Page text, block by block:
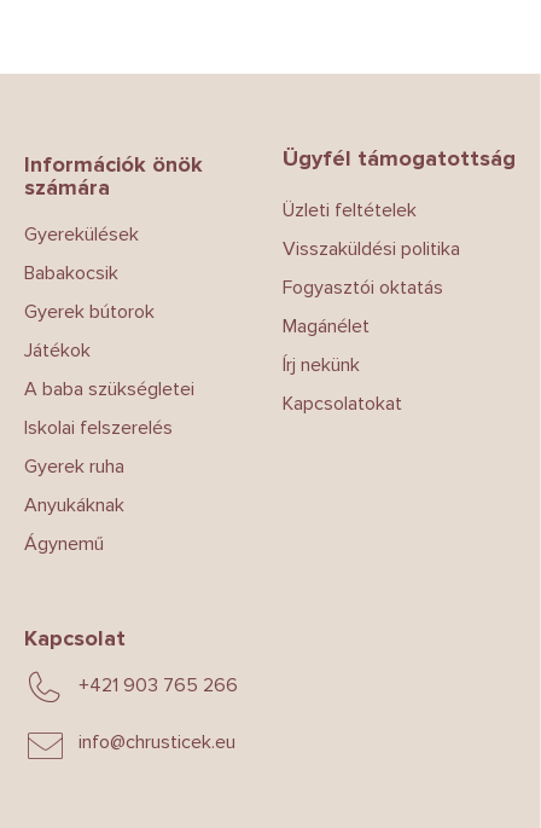
Információk önök
számára
Gyerekülések
Babakocsik
Gyerek bútorok
Játékok
A baba szükségletei
Iskolai felszerelés
Gyerek ruha
Anyukáknak
Ágynemű
Ügyfél támogatottság
Üzleti feltételek
Visszaküldési politika
Fogyasztói oktatás
Magánélet
Írj nekünk
Kapcsolatokat
Kapcsolat
info@chrusticek.eu
+421 903 765 266